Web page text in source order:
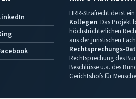
HRR-Strafrecht.de ist
Kollegen. Das Projekt
höchstrichterlichen
aus der juristischen
Rechtsprechungs-
Rechtsprechung des
Beschlüsse u.a. des
Gerichtshofs für